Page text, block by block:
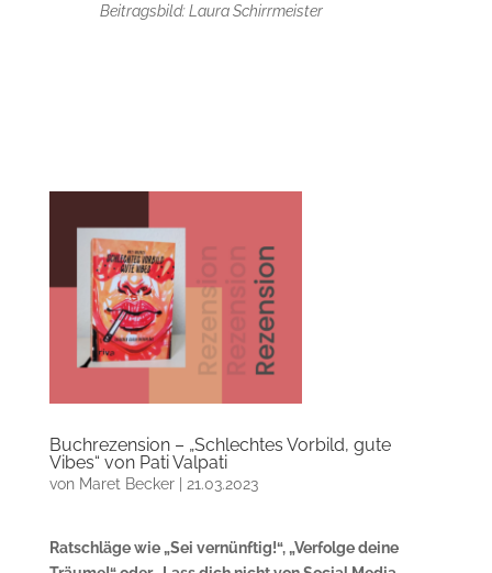
Beitragsbild: Laura Schirrmeister
Buchrezension – „Schlechtes Vorbild, gute
Vibes“ von Pati Valpati
von Maret Becker| 21.03.2023
Ratschläge wie „Sei vernünftig!“, „Verfolge deine